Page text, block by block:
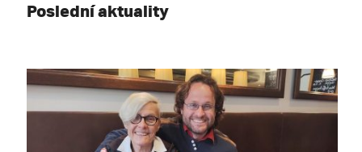
Poslední aktuality